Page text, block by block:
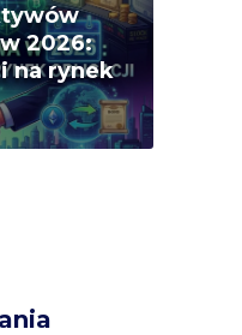
2026:
na rynek